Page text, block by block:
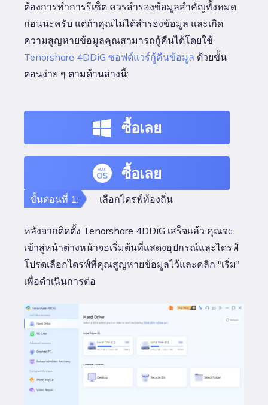
ต้องการทำการรีเซ็ต ควรสำรองข้อมูลสำคัญทั้งหมด
ก่อนนะครับ แต่ถ้าคุณไม่ได้สำรองข้อมูล และเกิด
ความสูญหายข้อมูลคุณสามารถกู้คืนได้โดยใช้
Tenorshare 4DDiG ซอฟต์แวร์กู้คืนข้อมูล ด้วยขั้น
ตอนง่าย ๆ ตามด้านล่างนี้:
ซื้อเลย
ซื้อเลย
ขั้นตอนที่ 1: เลือกไดรฟ์ท้องถิ่น
หลังจากติดตั้ง Tenorshare 4DDiG เสร็จแล้ว คุณจะ
เข้าสู่หน้าต่างหน้าจอเริ่มต้นที่แสดงอุปกรณ์และไดรฟ์
โปรดเลือกไดรฟ์ที่คุณสูญหายข้อมูลไว้และคลิก "เริ่ม"
เพื่อดำเนินการต่อ